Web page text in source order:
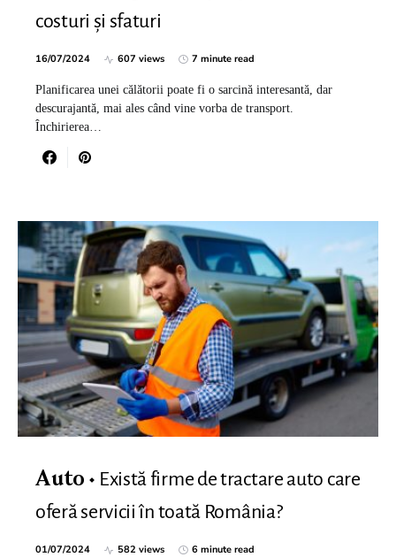
costuri și sfaturi
16/07/2024 607 views 7 minute read
Planificarea unei călătorii poate fi o sarcină interesantă, dar
descurajantă, mai ales când vine vorba de transport.
Închirierea…
Auto
Există firme de tractare auto care
oferă servicii în toată România?
01/07/2024 582 views 6 minute read